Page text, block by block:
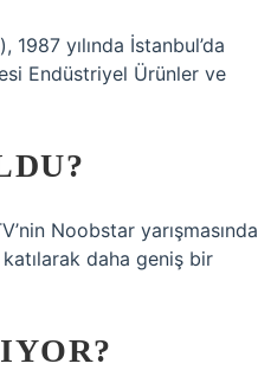
1987 yılında İstanbul’da
Endüstriyel Ürünler ve
Noobstar yarışmasında
katılarak daha geniş bir